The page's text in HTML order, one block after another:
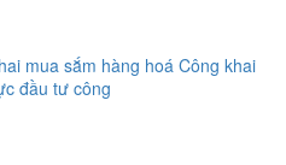
mua sắm hàng hoá Công khai
đầu tư công